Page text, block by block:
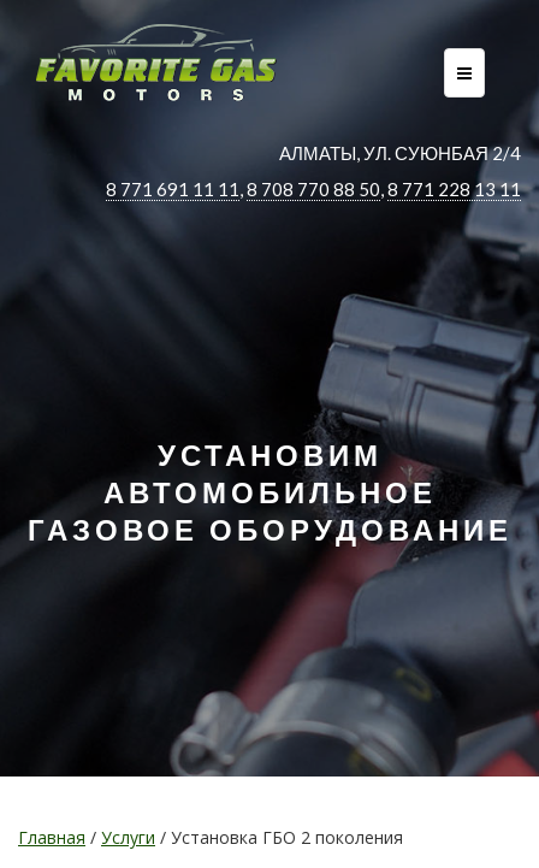
AЛМАТЫ, УЛ. СУЮНБАЯ 2/4
8 771 691 11 11 8 708 770 88 50 8 771 228 13 11
УСТАНОВИМ
АВТОМОБИЛЬНОЕ
ГАЗОВОЕ ОБОРУДОВАНИЕ
Главная / Услуги / Установка ГБО 2 поколения